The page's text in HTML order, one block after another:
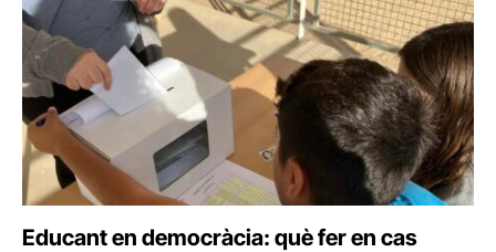
Educant en democràcia: què fer en cas